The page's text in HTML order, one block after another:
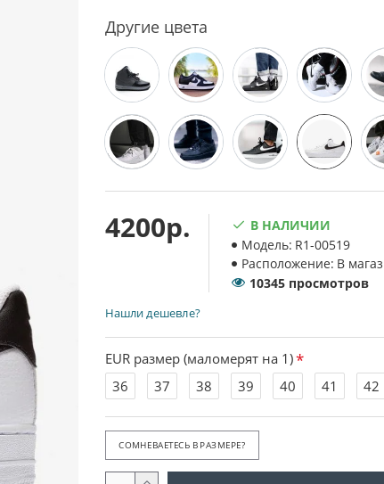
4200р.
В НАЛИЧИИ
Модель: R1-00519
Расположение: В
10345 просмотров
Другие цвета
EUR размер (маломерят на 1)
36
37 38 39 40 41 42
Нашли дешевле?
СОМНЕВАЕТЕСЬ В РАЗМЕРЕ?